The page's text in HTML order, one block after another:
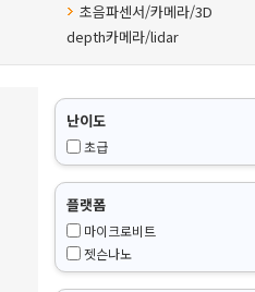
초음파센서/카메라/3D
depth카메라/lidar
난이도
초급
플랫폼
마이크로비트
젯슨나노